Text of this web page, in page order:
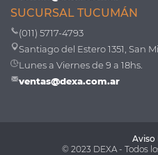
SUCURSAL TUCUMÁN
(011) 5717-4793
Santiago del Estero 1351, San
Lunes a Viernes de 9 a 18hs.
ventas@dexa.com.ar
Aviso
© 2023 DEXA - Todos